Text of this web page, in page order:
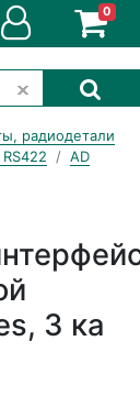
0
радиодетали
AD
3 ка